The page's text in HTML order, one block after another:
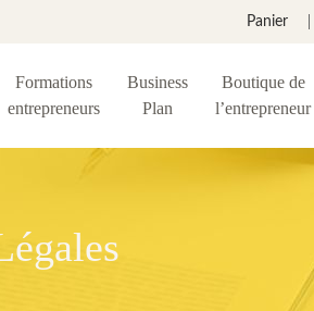
Panier
Formations
entrepreneurs
Business
Plan
Boutique de
l’entrepreneur